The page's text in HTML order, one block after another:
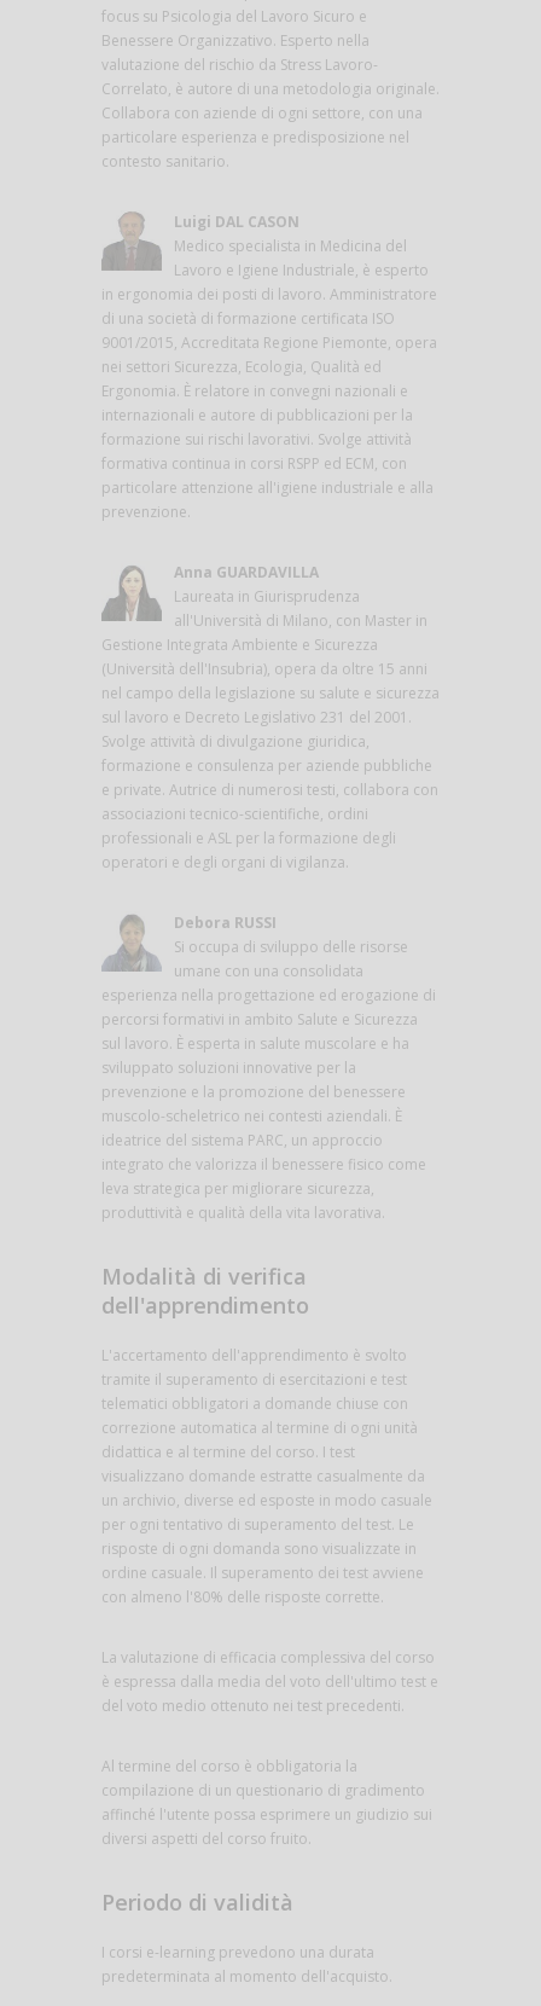
focus su Psicologia del Lavoro Sicuro e
Benessere Organizzativo. Esperto nella
valutazione del rischio da Stress Lavoro-
Correlato, è autore di una metodologia originale.
Collabora con aziende di ogni settore, con una
particolare esperienza e predisposizione nel
contesto sanitario.
Luigi DAL CASON
Medico specialista in Medicina del
Lavoro e Igiene Industriale, è esperto
in ergonomia dei posti di lavoro. Amministratore
di una società di formazione certificata ISO
9001/2015, Accreditata Regione Piemonte, opera
nei settori Sicurezza, Ecologia, Qualità ed
Ergonomia. È relatore in convegni nazionali e
internazionali e autore di pubblicazioni per la
formazione sui rischi lavorativi. Svolge attività
formativa continua in corsi RSPP ed ECM, con
particolare attenzione all'igiene industriale e alla
prevenzione.
Anna GUARDAVILLA
Laureata in Giurisprudenza
all'Università di Milano, con Master in
Gestione Integrata Ambiente e Sicurezza
(Università dell'Insubria), opera da oltre 15 anni
nel campo della legislazione su salute e sicurezza
sul lavoro e Decreto Legislativo 231 del 2001.
Svolge attività di divulgazione giuridica,
formazione e consulenza per aziende pubbliche
e private. Autrice di numerosi testi, collabora con
associazioni tecnico-scientifiche, ordini
professionali e ASL per la formazione degli
operatori e degli organi di vigilanza.
Debora RUSSI
Si occupa di sviluppo delle risorse
umane con una consolidata
esperienza nella progettazione ed erogazione di
percorsi formativi in ambito Salute e Sicurezza
sul lavoro. È esperta in salute muscolare e ha
sviluppato soluzioni innovative per la
prevenzione e la promozione del benessere
muscolo-scheletrico nei contesti aziendali. È
ideatrice del sistema PARC, un approccio
integrato che valorizza il benessere fisico come
leva strategica per migliorare sicurezza,
produttività e qualità della vita lavorativa.
Modalità di verifica
dell'apprendimento
L'accertamento dell'apprendimento è svolto
tramite il superamento di esercitazioni e test
telematici obbligatori a domande chiuse con
correzione automatica al termine di ogni unità
didattica e al termine del corso. I test
visualizzano domande estratte casualmente da
un archivio, diverse ed esposte in modo casuale
per ogni tentativo di superamento del test. Le
risposte di ogni domanda sono visualizzate in
ordine casuale. Il superamento dei test avviene
con almeno l'80% delle risposte corrette.
La valutazione di efficacia complessiva del corso
è espressa dalla media del voto dell'ultimo test e
del voto medio ottenuto nei test precedenti.
Al termine del corso è obbligatoria la
compilazione di un questionario di gradimento
affinché l'utente possa esprimere un giudizio sui
diversi aspetti del corso fruito.
Periodo di validità
I corsi e-learning prevedono una durata
predeterminata al momento dell'acquisto.